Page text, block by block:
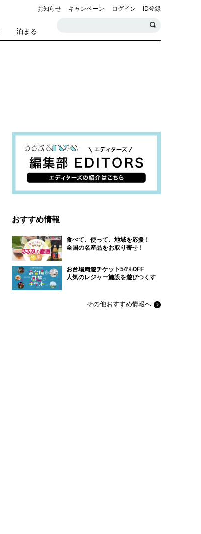
お知らせ キャンペーン ログイン ID登録
泊まる
おすすめ情報
食べて、使って、地域を応援！
全国の名産品をお取り寄せ！
お台場周遊チケット54%OFF
人気のレジャー施設を遊びつくす
その他おすすめ情報へ